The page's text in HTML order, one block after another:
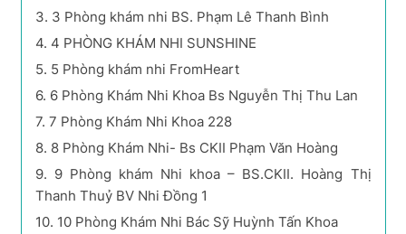
3. 3 Phòng khám nhi BS. Phạm Lê Thanh Bình
4. 4 PHÒNG KHÁM NHI SUNSHINE
5. 5 Phòng khám nhi FromHeart
6. 6 Phòng Khám Nhi Khoa Bs Nguyễn Thị Thu Lan
7. 7 Phòng Khám Nhi Khoa 228
8. 8 Phòng Khám Nhi- Bs CKII Phạm Văn Hoàng
9. 9 Phòng khám Nhi khoa – BS.CKII. Hoàng Thị
Thanh Thuỷ BV Nhi Đồng 1
10. 10 Phòng Khám Nhi Bác Sỹ Huỳnh Tấn Khoa